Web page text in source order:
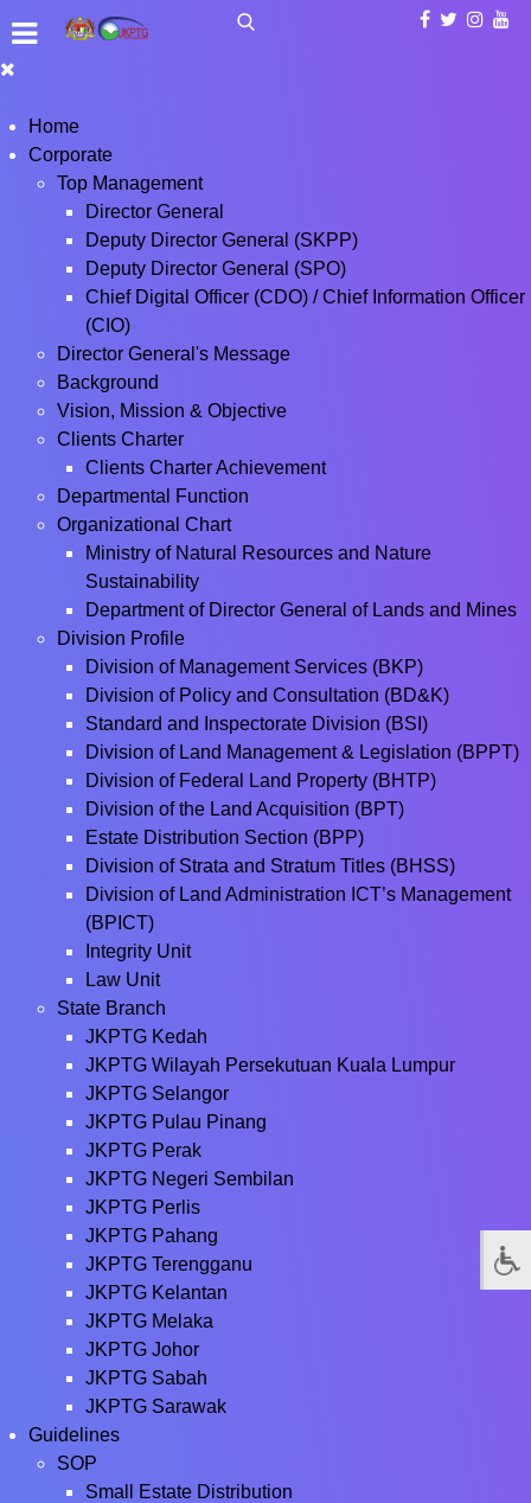
Home
Corporate
Top Management
Director General
Deputy Director General (SKPP)
Deputy Director General (SPO)
Chief Digital Officer (CDO) / Chief Information Officer
(CIO)
Director General's Message
Background
Vision, Mission & Objective
Clients Charter
Clients Charter Achievement
Departmental Function
Organizational Chart
Ministry of Natural Resources and Nature
Sustainability
Department of Director General of Lands and Mines
Division Profile
Division of Management Services (BKP)
Division of Policy and Consultation (BD&K)
Standard and Inspectorate Division (BSI)
Division of Land Management & Legislation (BPPT)
Division of Federal Land Property (BHTP)
Division of the Land Acquisition (BPT)
Estate Distribution Section (BPP)
Division of Strata and Stratum Titles (BHSS)
Division of Land Administration ICT’s Management
(BPICT)
Integrity Unit
Law Unit
State Branch
JKPTG Kedah
JKPTG Wilayah Persekutuan Kuala Lumpur
JKPTG Selangor
JKPTG Pulau Pinang
JKPTG Perak
JKPTG Negeri Sembilan
JKPTG Perlis
JKPTG Pahang
JKPTG Terengganu
JKPTG Kelantan
JKPTG Melaka
JKPTG Johor
JKPTG Sabah
JKPTG Sarawak
Guidelines
SOP
Small Estate Distribution